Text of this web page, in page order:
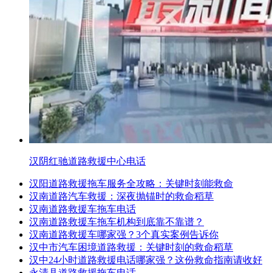
汉阴红驰道路救援中心电话
汉阳道路救援拖车服务全攻略：关键时刻能救命
汉南道路汽车救援：深夜抛锚时的救命稻草
汉南道路救援车拖车电话
汉南道路救援车拖车机构到底靠不靠谱？
汉南道路救援车哪家强？3个真实案例告诉你
汉中市汽车困境道路救援：关键时刻的救命稻草
汉中24小时道路救援电话哪家强？这份救命指南请收好